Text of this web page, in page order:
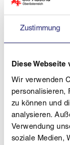
Zustimmung
Diese Webseite
Wir verwenden
personalisieren,
zu können und
analysieren.
Verwendung
soziale Medien,
Mit der
Sportlerinnen
Service- und
Außerdem
Container ein
geschaffen“,
Neuerungen